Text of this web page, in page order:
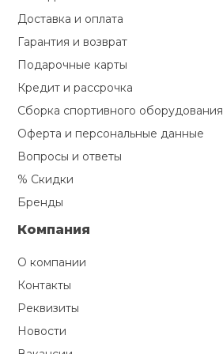
Доставка и оплата
Гарантия и возврат
Подарочные карты
Кредит и рассрочка
Сборка спортивного оборудования
Оферта и персональные данные
Вопросы и ответы
% Скидки
Бренды
Компания
О компании
Контакты
Реквизиты
Новости